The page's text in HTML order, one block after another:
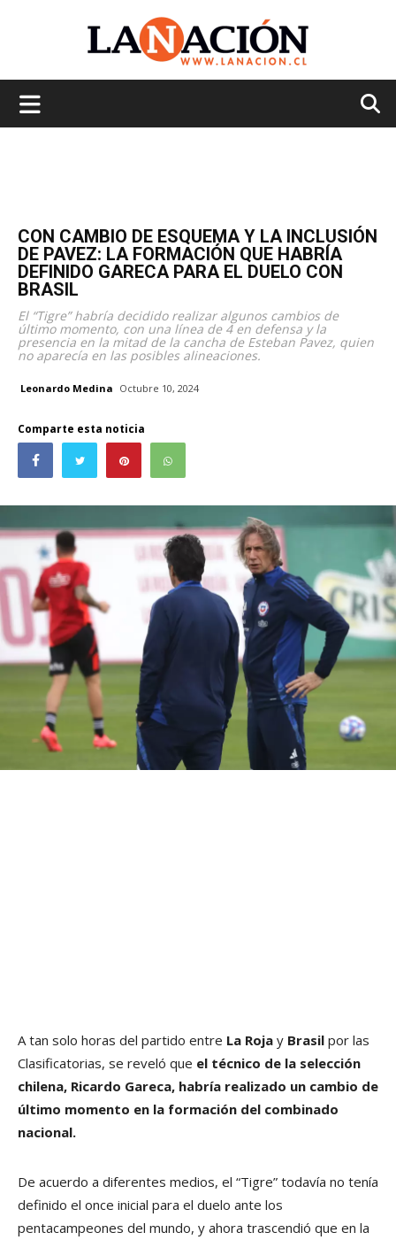
CON CAMBIO DE ESQUEMA Y LA INCLUSIÓN
DE PAVEZ: LA FORMACIÓN QUE HABRÍA
DEFINIDO GARECA PARA EL DUELO CON
BRASIL
El “Tigre” habría decidido realizar algunos cambios de
último momento, con una línea de 4 en defensa y la
presencia en la mitad de la cancha de Esteban Pavez, quien
no aparecía en las posibles alineaciones.
Leonardo Medina Octubre 10, 2024
Comparte esta noticia
A tan solo horas del partido entre La Roja y Brasil por las
Clasificatorias, se reveló que el técnico de la selección
chilena, Ricardo Gareca, habría realizado un cambio de
último momento en la formación del combinado
nacional.
De acuerdo a diferentes medios, el “Tigre” todavía no tenía
definido el once inicial para el duelo ante los
pentacampeones del mundo, y ahora trascendió que en la